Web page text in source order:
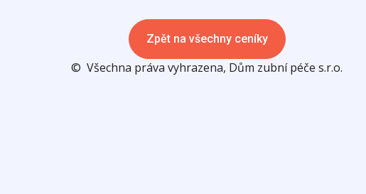
Zpět na všechny ceníky
© Všechna práva vyhrazena, Dům zubní péče s.r.o.